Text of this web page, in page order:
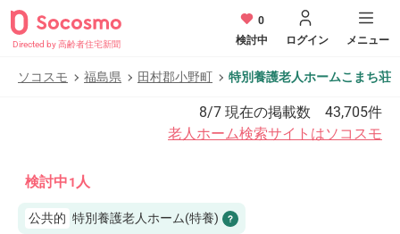
Directed by 高齢者住宅新聞
0
検討中
ログイン メニュー
ソコスモ 福島県 田村郡小野町 特別養護老人ホームこまち荘
8/7 現在の掲載数 43,705件
老人ホーム検索サイトはソコスモ
検討中1 人
公共的 特別養護老人ホーム(特養)